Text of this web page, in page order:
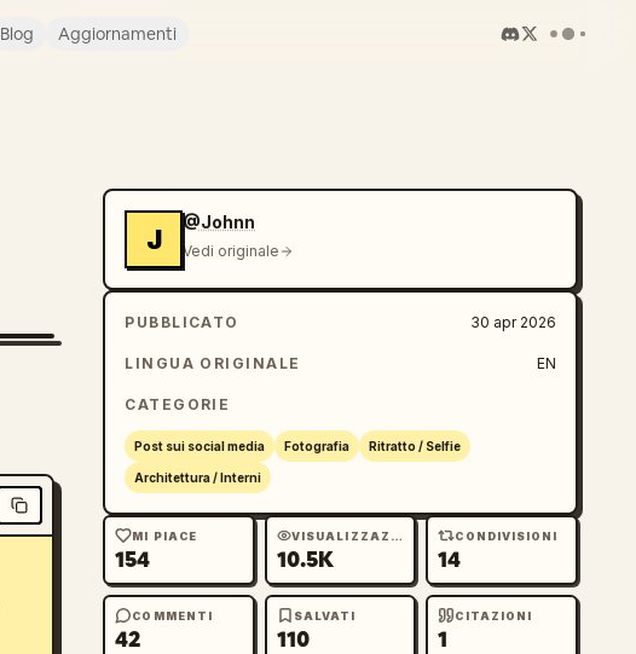
Blog Aggiornamenti
J
@Johnn
Vedi originale
PUBBLICATO 30 apr 2026
LINGUA ORIGINALE EN
CATEGORIE
Post sui social media Fotografia Ritratto / Selfie
Architettura / Interni
MI PIACE
154
VISUALIZZAZIONI
10.5K
CONDIVISIONI
14
COMMENTI
42
SALVATI
110
CITAZIONI
1